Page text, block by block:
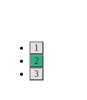
1
2
3